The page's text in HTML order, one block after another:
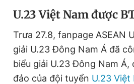
Giấy phép xuất bản số 110/GP -
© 2003-2026 Bản quyền thuộc về
bản. Phát triển bởi ePi Technologies,
U.23 Việt Nam được
Trưa 27.8, fanpage ASEAN
giải U.23 Đông Nam Á đã
biểu giải U.23 Đông Nam Á,
đảo của đội tuyển U.23 Việt